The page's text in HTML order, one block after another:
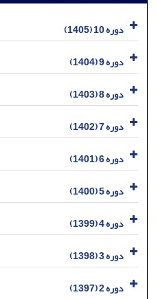
دوره 10 (1405)
دوره 9 (1404)
دوره 8 (1403)
دوره 7 (1402)
دوره 6 (1401)
دوره 5 (1400)
دوره 4 (1399)
دوره 3 (1398)
دوره 2 (1397)